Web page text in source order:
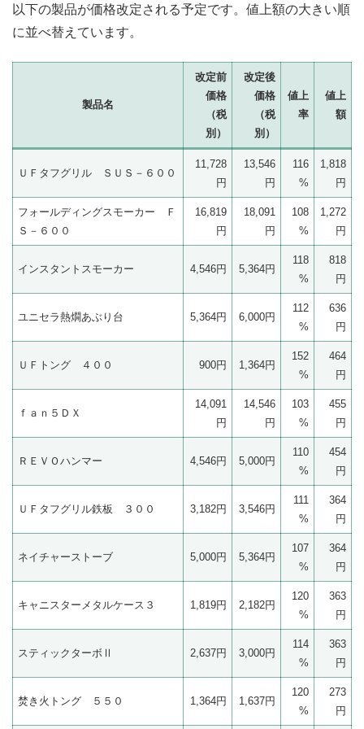
以下の製品が価格改定される予定です。値上額の大きい順
に並べ替えています。
製品名
改定前
価格
（税
別）
改定後
価格
（税
別）
値上
率
値上
額
ＵＦタフグリル ＳＵＳ－６００
11,728
円
13,546
円
116
%
1,818
円
フォールディングスモーカー Ｆ
Ｓ－６００
16,819
円
18,091
円
108
%
1,272
円
インスタントスモーカー 4,546円 5,364円
118
%
818
円
ユニセラ熱燗あぶり台 5,364円 6,000円
112
%
636
円
ＵＦトング ４００ 900円 1,364円
152
%
464
円
ｆａｎ５ＤＸ
14,091
円
14,546
円
103
%
455
円
ＲＥＶＯハンマー 4,546円 5,000円
110
%
454
円
ＵＦタフグリル鉄板 ３００ 3,182円 3,546円
111
%
364
円
ネイチャーストーブ 5,000円 5,364円
107
%
364
円
キャニスターメタルケース３ 1,819円 2,182円
120
%
363
円
スティックターボⅡ 2,637円 3,000円
114
%
363
円
焚き火トング ５５０ 1,364円 1,637円
120
%
273
円